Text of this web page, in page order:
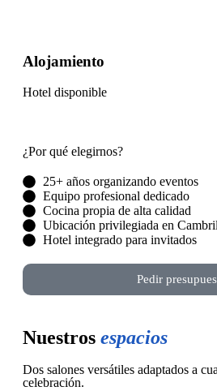
Alojamiento
Hotel disponible
¿Por qué elegirnos?
25+ años organizando eventos
Equipo profesional dedicado
Cocina propia de alta calidad
Ubicación privilegiada en
Hotel integrado para invitados
Pedir
Nuestros espacios
Dos salones versátiles adaptados a
celebración.